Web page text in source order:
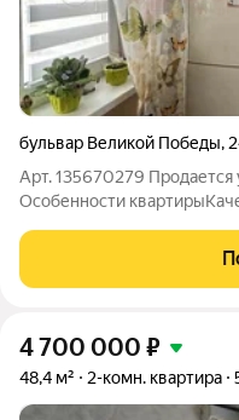
бульвар Великой Победы,
Арт. 135670279 Продается
Особенности
покрытие: износостойкий
остается кухонный
4 700 000 ₽
48,4 м² 2-комн. квартира